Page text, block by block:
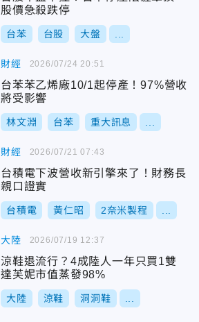
股價急殺跌停
台苯 台股 大盤
財經
台苯苯乙烯廠10/1起停產！97%營收
將受影響
林文淵 台苯 重大訊息
2026/07/24 20:51
財經
台積電下波營收新引擎來了！財務長
親口證實
台積電 黃仁昭 2奈米製程
2026/07/21 07:43
大陸
涼鞋退流行？4成陸人一年只買1雙
達芙妮市值蒸發98%
大陸 涼鞋 洞洞鞋
2026/07/19 12:37